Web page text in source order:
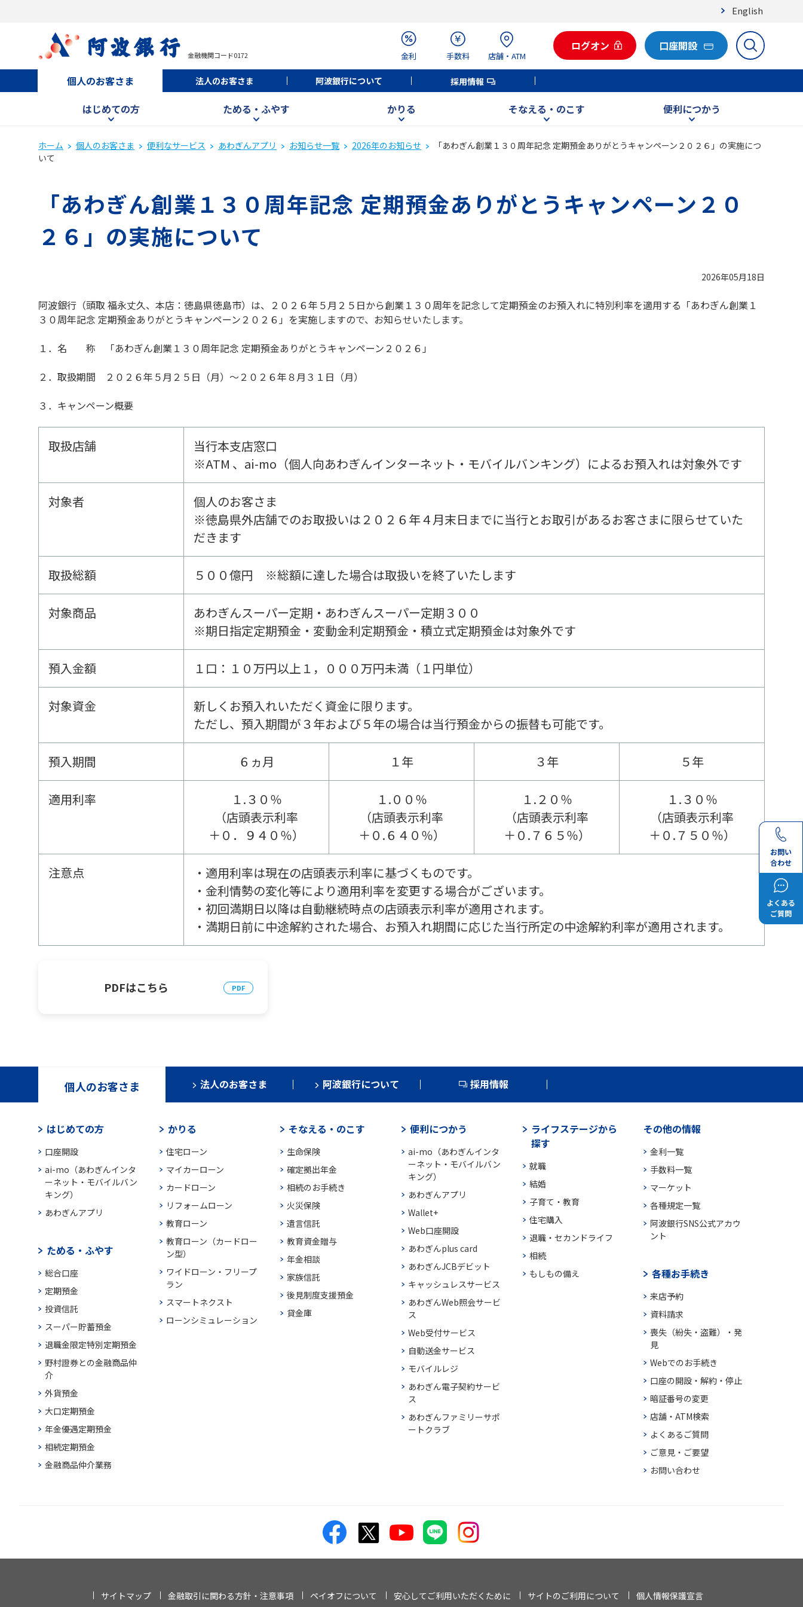
English
金融機関コード0172 金利 手数料 店舗・ATM
ログオン 口座開設
個人のお客さま 法人のお客さま 阿波銀行について 採用情報
はじめての方 ためる・ふやす かりる そなえる・のこす 便利につかう
お問い
合わせ
よくある
ご質問
ホーム 個人のお客さま 便利なサービス あわぎんアプリ お知らせ一覧 2026年のお知らせ
「あわぎん創業１３０周年記念 定期預金ありがとうキャンペーン２０２６」の実施につ
いて
「あわぎん創業１３０周年記念 定期預金ありがとうキャンペーン２０
２６」の実施について
2026年05月18日
阿波銀行（頭取 福永丈久、本店：徳島県徳島市）は、２０２６年５月２５日から創業１３０周年を記念して定期預金のお預入れに特別利率を適用する「あわぎん創業１
３０周年記念 定期預金ありがとうキャンペーン２０２６」を実施しますので、お知らせいたします。
１．名 称 「あわぎん創業１３０周年記念 定期預金ありがとうキャンペーン２０２６」
２．取扱期間 ２０２６年５月２５日（月）～２０２６年８月３１日（月）
３．キャンペーン概要
取扱店舗
当行本支店窓口
※ATM 、ai-mo（個人向あわぎんインターネット・モバイルバンキング）によるお預入れは対象外です
対象者
個人のお客さま
※徳島県外店舗でのお取扱いは２０２６年４月末日までに当行とお取引があるお客さまに限らせていた
だきます
取扱総額 ５００億円 ※総額に達した場合は取扱いを終了いたします
対象商品
あわぎんスーパー定期・あわぎんスーパー定期３００
※期日指定定期預金・変動金利定期預金・積立式定期預金は対象外です
預入金額 １口：１０万円以上１，０００万円未満（１円単位）
対象資金
新しくお預入れいただく資金に限ります。
ただし、預入期間が３年および５年の場合は当行預金からの振替も可能です。
預入期間 ６ヵ月 １年 ３年 ５年
適用利率
１.３０％
（店頭表示利率
＋０．９４０％）
１.００％
（店頭表示利率
＋０.６４０％）
１.２０％
（店頭表示利率
＋０.７６５％）
１.３０％
（店頭表示利率
＋０.７５０％）
注意点
・適用利率は現在の店頭表示利率に基づくものです。
・金利情勢の変化等により適用利率を変更する場合がございます。
・初回満期日以降は自動継続時点の店頭表示利率が適用されます。
・満期日前に中途解約された場合、お預入れ期間に応じた当行所定の中途解約利率が適用されます。
PDFはこちら
個人のお客さま 法人のお客さま 阿波銀行について 採用情報
はじめての方
口座開設
ai-mo（あわぎんインタ
ーネット・モバイルバン
キング）
あわぎんアプリ
ためる・ふやす
総合口座
定期預金
投資信託
スーパー貯蓄預金
退職金限定特別定期預金
野村證券との金融商品仲
介
外貨預金
大口定期預金
年金優遇定期預金
相続定期預金
金融商品仲介業務
かりる
住宅ローン
マイカーローン
カードローン
リフォームローン
教育ローン
教育ローン（カードロー
ン型）
ワイドローン・フリープ
ラン
スマートネクスト
ローンシミュレーション
そなえる・のこす
生命保険
確定拠出年金
相続のお手続き
火災保険
遺言信託
教育資金贈与
年金相談
家族信託
後見制度支援預金
貸金庫
便利につかう
ai-mo（あわぎんインタ
ーネット・モバイルバン
キング）
あわぎんアプリ
Wallet+
Web口座開設
あわぎんplus card
あわぎんJCBデビット
キャッシュレスサービス
あわぎんWeb照会サービ
ス
Web受付サービス
自動送金サービス
モバイルレジ
あわぎん電子契約サービ
ス
あわぎんファミリーサポ
ートクラブ
ライフステージから
探す
就職
結婚
子育て・教育
住宅購入
退職・セカンドライフ
相続
もしもの備え
その他の情報
金利一覧
手数料一覧
マーケット
各種規定一覧
阿波銀行SNS公式アカウ
ント
各種お手続き
来店予約
資料請求
喪失（紛失・盗難）・発
見
Webでのお手続き
口座の開設・解約・停止
暗証番号の変更
店舗・ATM検索
よくあるご質問
ご意見・ご要望
お問い合わせ
サイトマップ 金融取引に関わる方針・注意事項 ペイオフについて 安心してご利用いただくために サイトのご利用について 個人情報保護宣言